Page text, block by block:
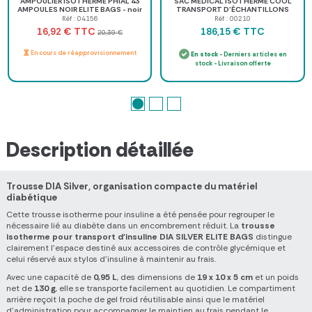
AMPOULES NOIR ELITE BAGS - noir
Réf : 04156
16,92 € TTC 20,39 €
En cours de réapprovisionnement
TRANSPORT D'ÉCHANTILLONS
ELITE BAGS
Réf : 00210
186,15 € TTC
En stock - Derniers articles en
stock - Livraison offerte
Description détaillée
Trousse DIA Silver, organisation compacte du matériel
diabétique
Cette trousse isotherme pour insuline a été pensée pour regrouper le
nécessaire lié au diabète dans un encombrement réduit. La trousse
isotherme pour transport d'insuline DIA SILVER ELITE BAGS distingue
clairement l'espace destiné aux accessoires de contrôle glycémique et
celui réservé aux stylos d'insuline à maintenir au frais.
Avec une capacité de 0,95 L, des dimensions de 19 x 10 x 5 cm et un poids
net de 130 g, elle se transporte facilement au quotidien. Le compartiment
arrière reçoit la poche de gel froid réutilisable ainsi que le matériel